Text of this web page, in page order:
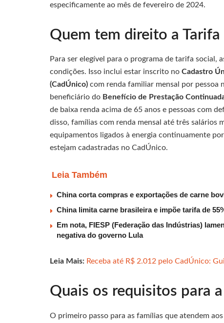
especificamente ao mês de fevereiro de 2024.
Quem tem direito a Tarifa
Para ser elegível para o programa de tarifa social,
condições. Isso inclui estar inscrito no Cadastro
(CadÚnico) com renda familiar mensal por pessoa
beneficiário do Benefício de Prestação
de baixa renda acima de 65 anos e pessoas com
disso, famílias com renda mensal até três salários
equipamentos ligados à energia continuamente
estejam cadastradas no CadÚnico.
Leia Também
China corta compras e exportações de carne
China limita carne brasileira e impõe tarifa de
Em nota, FIESP (Federação das Indústrias)
negativa do governo Lula
Leia Mais: Receba até R$ 2.012 pelo CadÚnico:
Quais os requisitos para
O primeiro passo para as famílias que atendem